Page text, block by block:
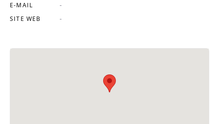
E-MAIL -
SITE WEB -